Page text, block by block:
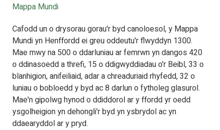
Mappa Mundi
Cafodd un o drysorau gorau'r byd canoloesol, y Mappa
Mundi yn Henffordd ei greu oddeutu'r flwyddyn 1300.
Mae mwy na 500 o ddarluniau ar femrwn yn dangos 420
o ddinasoedd a threfi, 15 o ddigwyddiadau o'r Beibl, 33 o
blanhigion, anifeiliaid, adar a chreaduriaid rhyfedd, 32 o
luniau o bobloedd y byd ac 8 darlun o fytholeg glasurol.
Mae'n gipolwg hynod o ddiddorol ar y ffordd yr oedd
ysgolheigion yn dehongli'r byd yn ysbrydol ac yn
ddaearyddol ar y pryd.